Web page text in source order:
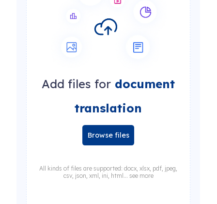
Add files for document
translation
Browse files
All kinds of files are supported: docx, xlsx, pdf, jpeg,
csv, json, xml, ini, html... see more